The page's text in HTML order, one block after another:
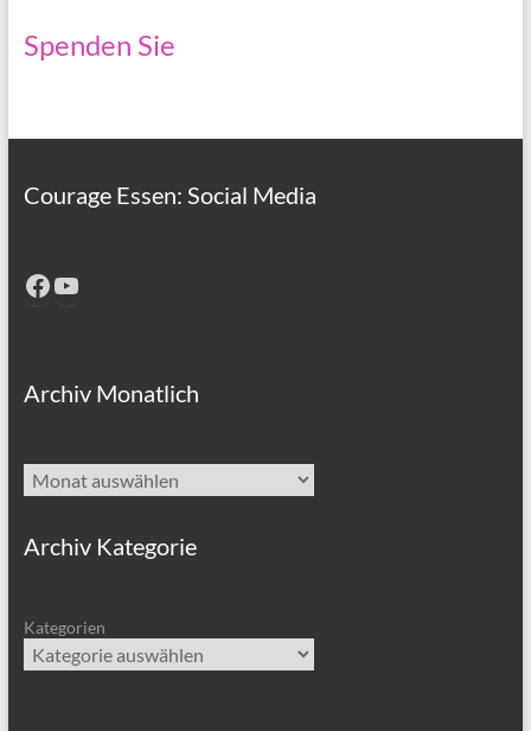
Spenden Sie
Courage Essen: Social Media
Facebook
YouTube
Archiv Monatlich
Archiv
Archiv Kategorie
Kategorien